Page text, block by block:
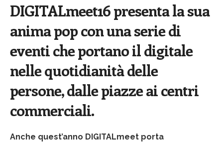
DIGITALmeet16 presenta la sua
anima pop con una serie di
eventi che portano il digitale
nelle quotidianità delle
persone, dalle piazze ai centri
commerciali.
Anche quest’anno DIGITALmeet porta